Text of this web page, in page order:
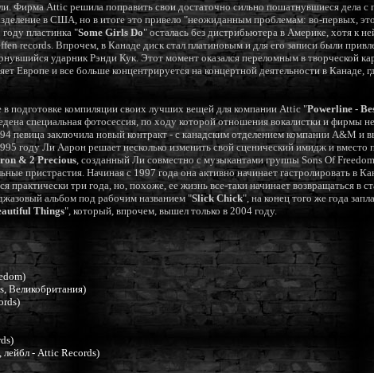
Фирма Attic решила поправить свои достаточно сильно пошатнувшиеся дела
в США, но в итоге это привело "неожиданным проблемам: во-первых,
пластинка "Some Girls Do" осталась без дистрибьютера в Америке, хотя к
records. Впрочем, в Канаде диск стал платиновым и для его записи были
ударник Рэнди Кук. Этот момент оказался переломным в творческой
Европе и все больше концентрируется на концертной деятельности в Канаде,
подготовке компиляции своих лучших вещей для компании Attic "Powerline -
специальная фотосессия, по ходу которой отношения вокалистки и фирмы
певица заключила новый контракт - с канадским отделением компании А&М и
году Ли Аарон решает несколько изменить свой сценический имидж и вместо
& 2 Precious, созданный Ли совместно с музыкантами группы Sons Of
пристрастия. Начиная с 1997 года она активно начинает гастролировать в
практически три года, но, похоже, ее жизнь все-таки начинает возвращаться в
альбом под рабочим названием "Slick Chick", на конец того же года
Things", который, впрочем, вышел только в 2004 году.
Великобритания)
лейбл - Attic Records)